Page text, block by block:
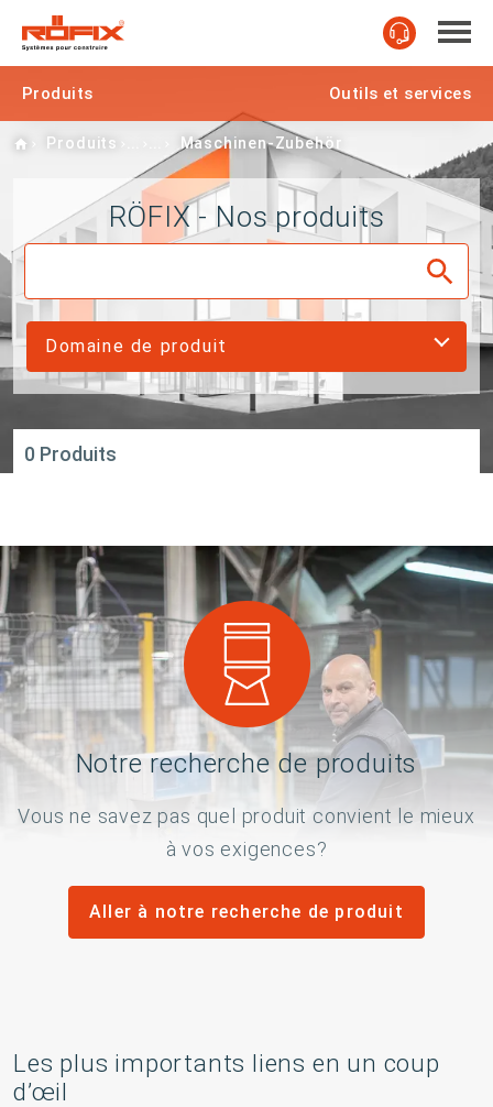
Produits Outils et services
Home
Produits Maschinen-Zubehör
RÖFIX - Nos produits
Domaine de produit
0 Produits
Notre recherche de produits
Vous ne savez pas quel produit convient le mieux
à vos exigences?
Aller à notre recherche de produit
Les plus importants liens en un coup
d’œil